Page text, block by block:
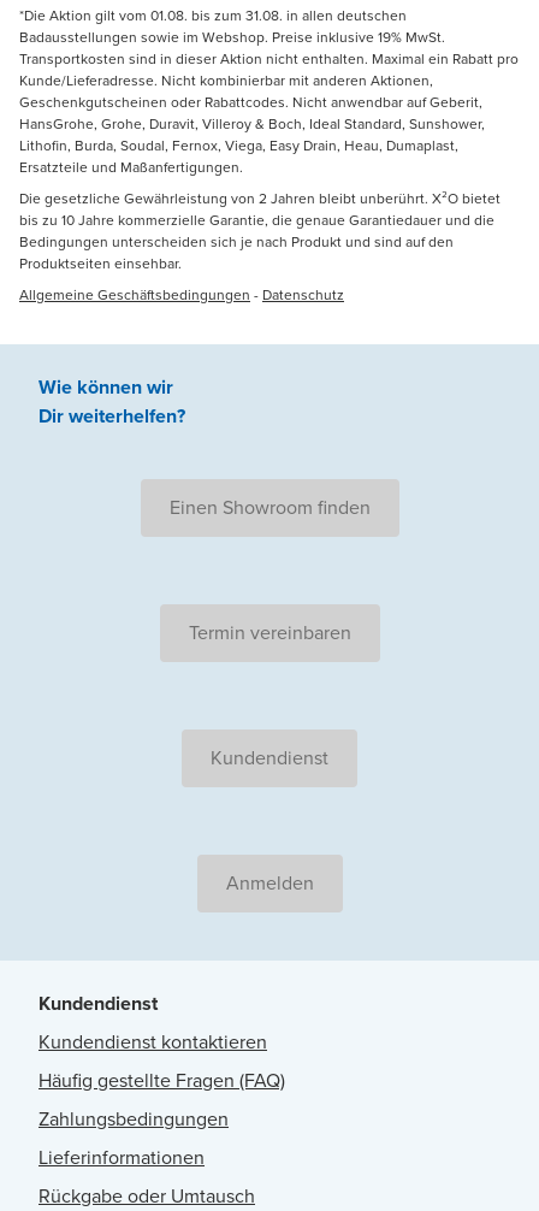
*Die Aktion gilt vom 01.08. bis zum 31.08. in allen deutschen
Badausstellungen sowie im Webshop. Preise inklusive 19% MwSt.
Transportkosten sind in dieser Aktion nicht enthalten. Maximal ein Rabatt pro
Kunde/Lieferadresse. Nicht kombinierbar mit anderen Aktionen,
Geschenkgutscheinen oder Rabattcodes. Nicht anwendbar auf Geberit,
HansGrohe, Grohe, Duravit, Villeroy & Boch, Ideal Standard, Sunshower,
Lithofin, Burda, Soudal, Fernox, Viega, Easy Drain, Heau, Dumaplast,
Ersatzteile und Maßanfertigungen.
Die gesetzliche Gewährleistung von 2 Jahren bleibt unberührt. X²O bietet
bis zu 10 Jahre kommerzielle Garantie, die genaue Garantiedauer und die
Bedingungen unterscheiden sich je nach Produkt und sind auf den
Produktseiten einsehbar.
Allgemeine Geschäftsbedingungen - Datenschutz
Wie können wir
Dir weiterhelfen?
Einen Showroom finden
Termin vereinbaren
Kundendienst
Anmelden
Kundendienst
Kundendienst kontaktieren
Häufig gestellte Fragen (FAQ)
Zahlungsbedingungen
Lieferinformationen
Rückgabe oder Umtausch